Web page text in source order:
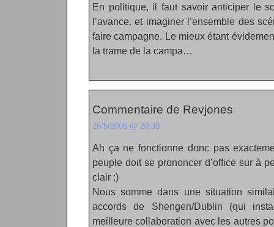
En politique, il faut savoir anticiper le
l’avance. et imaginer l’ensemble des
faire campagne. Le mieux étant
la trame de la campa…
Commentaire de Revjones
26/5/2005 @ 20:30
Ah ça ne fonctionne donc pas
peuple doit se prononcer d’office sur à
clair :)
Nous somme dans une situation
accords de Shengen/Dublin (qui
meilleure collaboration avec les autres